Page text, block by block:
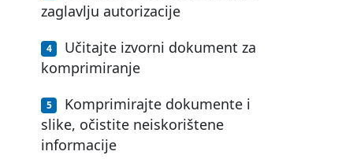
zaglavlju autorizacije
Učitajte izvorni dokument za
komprimiranje
Komprimirajte dokumente i
slike, očistite neiskorištene
informacije